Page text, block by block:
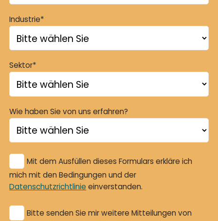
Industrie*
Sektor*
Wie haben Sie von uns erfahren?
Mit dem Ausfüllen dieses Formulars erkläre ich
mich mit den Bedingungen und der
Datenschutzrichtlinie einverstanden.
Bitte senden Sie mir weitere Mitteilungen von